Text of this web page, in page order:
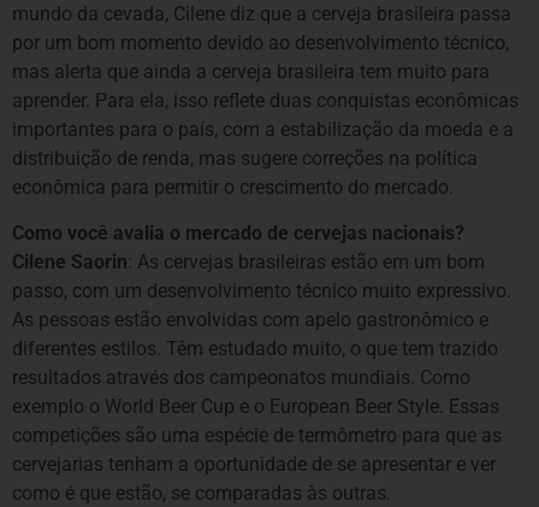
mundo da cevada, Cilene diz que a cerveja brasileira passa
por um bom momento devido ao desenvolvimento técnico,
mas alerta que ainda a cerveja brasileira tem muito para
aprender. Para ela, isso reflete duas conquistas econômicas
importantes para o país, com a estabilização da moeda e a
distribuição de renda, mas sugere correções na política
econômica para permitir o crescimento do mercado.
Como você avalia o mercado de cervejas nacionais?
Cilene Saorin: As cervejas brasileiras estão em um bom
passo, com um desenvolvimento técnico muito expressivo.
As pessoas estão envolvidas com apelo gastronômico e
diferentes estilos. Têm estudado muito, o que tem trazido
resultados através dos campeonatos mundiais. Como
exemplo o World Beer Cup e o European Beer Style. Essas
competições são uma espécie de termômetro para que as
cervejarias tenham a oportunidade de se apresentar e ver
como é que estão, se comparadas às outras.